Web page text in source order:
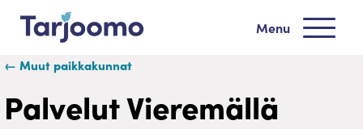
Siirry sisältöön
Tarjoomo etusivu
Menu
← Muut paikkakunnat
Palvelut Vieremällä